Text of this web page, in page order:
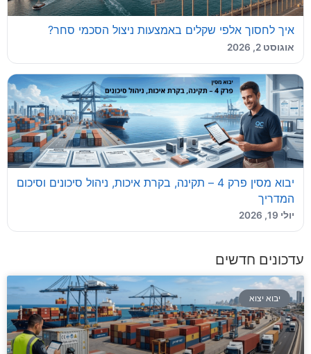
איך לחסוך אלפי שקלים באמצעות ניצול הסכמי סחר?
אוגוסט 2, 2026
יבוא מסין פרק 4 – תקינה, בקרת איכות, ניהול סיכונים וסיכום
המדריך
יולי 19, 2026
עדכונים חדשים
יבוא יצוא